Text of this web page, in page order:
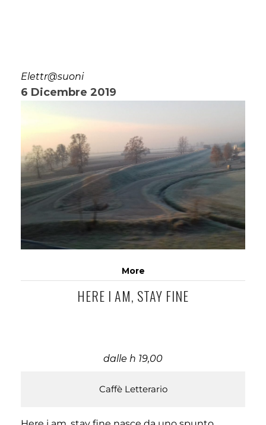
Elettr@suoni
6 Dicembre 2019
More
HERE I AM, STAY FINE
dalle h 19,00
Caffè Letterario